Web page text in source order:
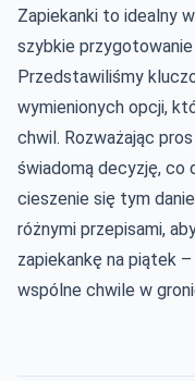
Zapiekanki to idealny
szybkie
Przedstawiliśmy
wymienionych opcji,
chwil. Rozważając
świadomą decyzję, co
cieszenie się tym
różnymi przepisami,
zapiekankę na piątek
wspólne chwile w